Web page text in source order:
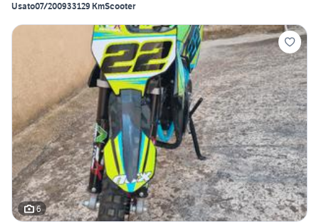
Usato07/200933129 KmScooter
6